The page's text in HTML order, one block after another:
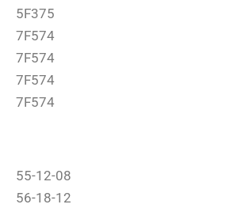
5F375
7F574
7F574
7F574
7F574
55-12-08
56-18-12